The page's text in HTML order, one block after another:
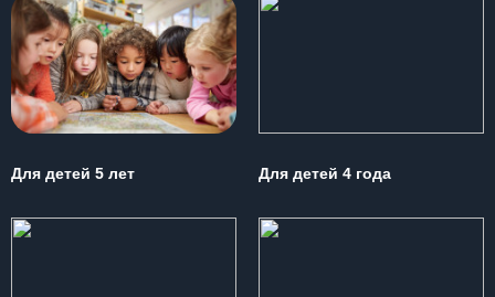
Для детей 5 лет Для детей 4 года